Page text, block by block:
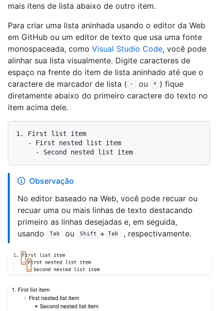
mais itens de lista abaixo de outro item.
Para criar uma lista aninhada usando o editor da Web
em GitHub ou um editor de texto que usa uma fonte
monospaceada, como Visual Studio Code, você pode
alinhar sua lista visualmente. Digite caracteres de
espaço na frente do item de lista aninhado até que o
caractere de marcador de lista (
- ou *
) fique
diretamente abaixo do primeiro caractere do texto no
item acima dele.
1.
   -
     -
Observação
No editor baseado na Web, você pode recuar ou
recuar uma ou mais linhas de texto destacando
primeiro as linhas desejadas e, em seguida,
usando
Tab ou Shift + Tab , respectivamente.